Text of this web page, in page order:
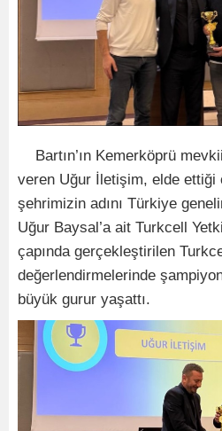
Bartın’ın Kemerköprü
veren Uğur İletişim, elde ettiği
şehrimizin adını Türkiye
Uğur Baysal’a ait Turkcell
çapında gerçekleştirilen
değerlendirmelerinde
büyük gurur yaşattı.